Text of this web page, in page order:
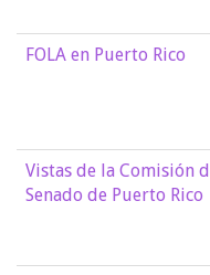
FOLA en Puerto Rico
Vistas de la Comisión
Senado de Puerto Rico